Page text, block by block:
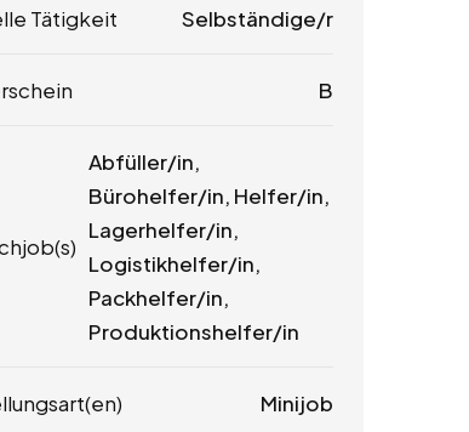
Tätigkeit Selbständige/r
B
Abfüller/in,
Bürohelfer/in, Helfer/in,
Lagerhelfer/in,
Logistikhelfer/in,
Packhelfer/in,
Produktionshelfer/in
Minijob